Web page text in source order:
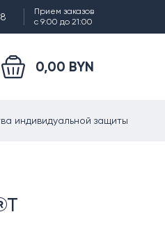
Прием заказов
с 9:00 до 21:00
0,00 BYN
индивидуальной защиты